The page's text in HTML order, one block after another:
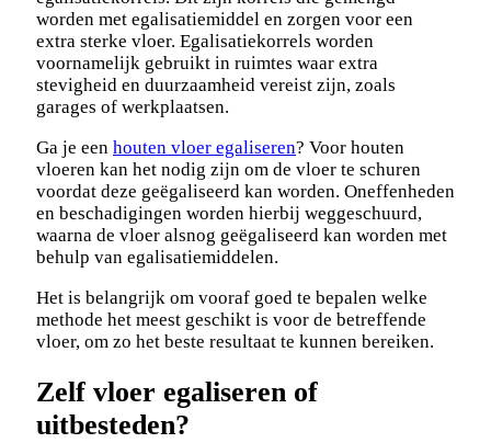
worden met egalisatiemiddel en zorgen voor een
extra sterke vloer. Egalisatiekorrels worden
voornamelijk gebruikt in ruimtes waar extra
stevigheid en duurzaamheid vereist zijn, zoals
garages of werkplaatsen.
Ga je een houten vloer egaliseren? Voor houten
vloeren kan het nodig zijn om de vloer te schuren
voordat deze geëgaliseerd kan worden. Oneffenheden
en beschadigingen worden hierbij weggeschuurd,
waarna de vloer alsnog geëgaliseerd kan worden met
behulp van egalisatiemiddelen.
Het is belangrijk om vooraf goed te bepalen welke
methode het meest geschikt is voor de betreffende
vloer, om zo het beste resultaat te kunnen bereiken.
Zelf vloer egaliseren of
uitbesteden?